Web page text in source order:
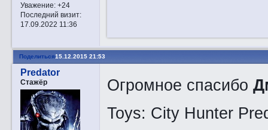
Уважение: +24
Последний визит:
17.09.2022 11:36
Поделиться15.12.2015 21:53
Predator
Стажёр Огромное спасибо
Toys: City Hunter